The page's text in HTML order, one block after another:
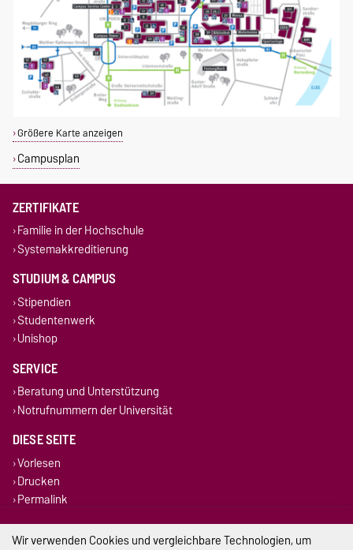
Größere Karte anzeigen
Campusplan
ZERTIFIKATE
Familie in der Hochschule
Systemakkreditierung
STUDIUM & CAMPUS
Stipendien
Studentenwerk
Unishop
SERVICE
Beratung und Unterstützung
Notrufnummern der Universität
DIESE SEITE
Vorlesen
Drucken
Permalink
Impressum
Wir verwenden Cookies und vergleichbare Technologien, um